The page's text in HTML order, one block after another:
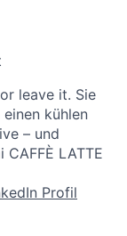
leave it. Sie
kühlen
– und
LATTE
Profil